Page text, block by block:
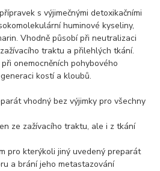
s výjimečnými detoxikačními
huminové kyseliny,
Vhodně působí při neutralizaci
traktu a přilehlých tkání.
onemocněních pohybového
kostí a kloubů.
vhodný bez výjimky pro všechny
ze zažívacího traktu, ale i z tkání
pro kterýkoli jiný uvedený preparát
a brání jeho metastazování